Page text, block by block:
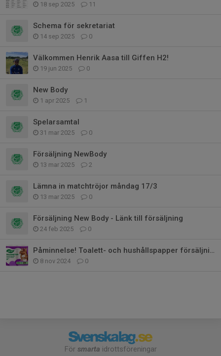
18 sep 2025 11
Schema för sekretariat
14 sep 2025 0
Välkommen Henrik Aasa till Giffen H2!
19 jun 2025 0
New Body
1 apr 2025 1
Spelarsamtal
31 mar 2025 0
Försäljning NewBody
13 mar 2025 2
Lämna in matchtröjor måndag 17/3
13 mar 2025 0
Försäljning New Body - Länk till försäljning
24 feb 2025 0
Påminnelse! Toalett- och hushållspapper försäljning
8 nov 2024 0
För smarta idrottsföreningar